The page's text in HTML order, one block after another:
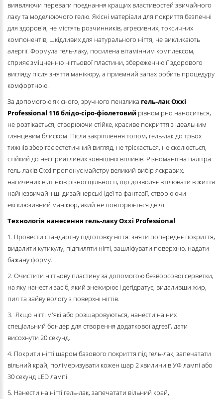
виявляючи переваги поєднання кращих властивостей звичайного
лаку та моделюючого гелю. Якісні матеріали для покриття безпечні
для здоров'я, не містять розчинників, агресивних, токсичних
компонентів, шкідливих для натурального нігтя, не викликають
алергії. Формула гель-лаку, посилена вітамінним комплексом,
сприяє зміцненню нігтьової пластини, збереженню її здорового
вигляду після зняття манікюру, а приємний запах робить процедуру
комфортною.
За допомогою якісного, зручного пензлика гель-лак Oxxi
Professional 116 блідо-сіро-фіолетовий рівномірно наноситься,
не розтікається, створюючи стійке, красиве покриття з ідеальним
глянцевим блиском. Після закріплення топом, гель-лак до трьох
тижнів зберігає естетичний вигляд, не тріскається, не сколюється,
стійкий до несприятливих зовнішніх впливів. Різноманітна палітра
гель-лаків Oxxi пропонує майстру великий вибір яскравих,
насичених відтінків різної щільності, що дозволяє втілювати в життя
найнезвичайніші дизайнерські ідеї та фантазії, створюючи
ексклюзивний манікюр, який не повторюється двічі.
Технологія нанесення гель-лаку Oxxi Professional
1. Провести стандартну підготовку нігтя: зняти попереднє покриття,
видалити кутикулу, підпиляти нігті, зашліфувати поверхню, надати
бажану форму.
2. Очистити нігтьову пластину за допомогою безворсової серветки,
на яку нанести засіб, який знежирює і дегідратує, видаливши жир,
пил та зайву вологу з поверхні нігтів.
3. Якщо нігті м'які або розшаровуються, нанести на них
спеціальний бондер для створення додаткової адгезії, дати
висохнути 20 секунд.
4. Покрити нігті шаром базового покриття під гель-лак, запечатати
вільний край, полімеризувати кожен шар 2 хвилини в УФ лампі або
30 секунд LED лампі.
5. Нанести на нігті гель-лак, запечатати вільний край,